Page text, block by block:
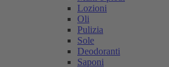
Lozioni
Oli
Pulizia
Sole
Deodoranti
Saponi